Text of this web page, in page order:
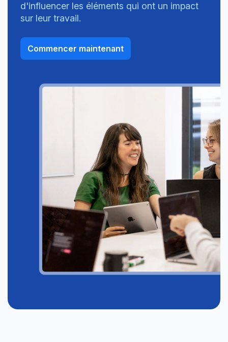
d'influencer les éléments qui ont un impact
sur leur travail.
Commencer maintenant